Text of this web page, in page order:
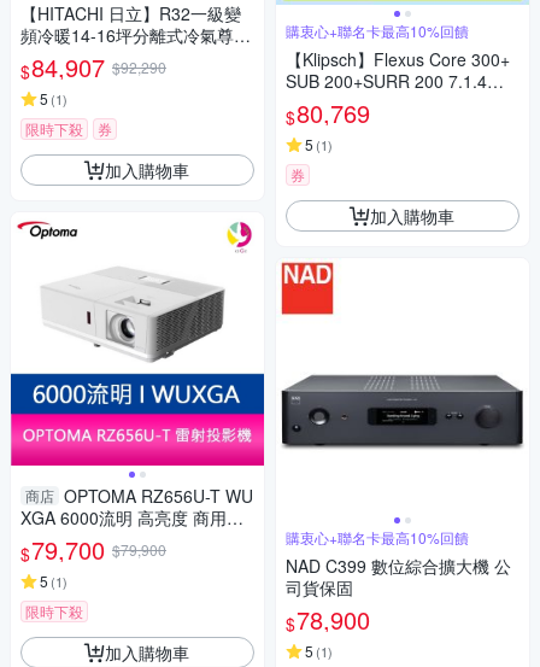
【HITACHI 日立】R32一級變
頻冷暖14-16坪分離式冷氣尊榮
系列RAS-90NTB/RAC-90NP
(首創頂極材料安裝)
$84,907 $92,290
5 (1)
限時下殺 券
加入購物車
商店 OPTOMA RZ656U-T WU
XGA 6000流明 高亮度 商用雷
射投影機
$79,700 $79,900
5 (1)
限時下殺
加入購物車
購衷心+聯名卡最高10%回饋
【Klipsch】Flexus Core 300+
SUB 200+SURR 200 7.1.4天
空聲霸劇院組(釪環公司貨)
$80,769
5 (1)
券
加入購物車
購衷心+聯名卡最高10%回饋
NAD C399 數位綜合擴大機 公
司貨保固
$78,900
5 (1)